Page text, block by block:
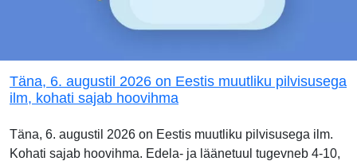
Täna, 6. augustil 2026 on Eestis muutliku pilvisusega
ilm, kohati sajab hoovihma
Täna, 6. augustil 2026 on Eestis muutliku pilvisusega ilm.
Kohati sajab hoovihma. Edela- ja läänetuul tugevneb 4-10,